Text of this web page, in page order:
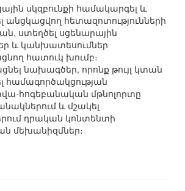
սկզբունքի համակարգել և
անցկացվող հետազոտությունների
ստեղծել սցենարային
և կանխատեսումներ
հատուկ խումբ։
նախագծեր, որոնք թույլ կտան
համագործակցության
հոգեբանական մթնոլորտը
և մշակել
դրական կոնտենտի
մեխանիզմներ։